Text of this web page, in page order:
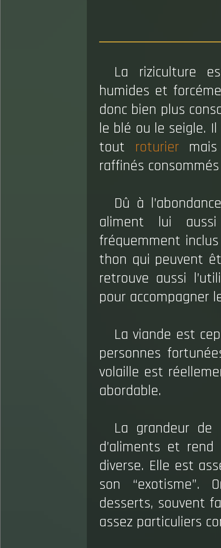
La riziculture
humides et
donc bien plus
le blé ou le seigle.
tout roturiermais
raffinés
Dû à
aliment lui
fréquemment
thon qui peuvent
retrouve aussi
pour accompagner
La viande est
personnes
volaille est
abordable.
La grandeur de
d’aliments et
diverse. Elle est
son “exotisme”.
desserts, souvent
assez particuliers